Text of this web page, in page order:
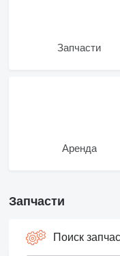
Запчасти
Аренда
Запчасти
Поиск